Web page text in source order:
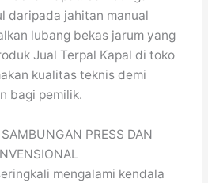
daripada jahitan manual
lubang bekas jarum yang
Jual Terpal Kapal di toko
kualitas teknis demi
bagi pemilik.
PRESS DAN
mengalami kendala